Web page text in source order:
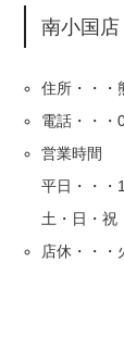
南小国店
住所・・・
電話・・・
営業時間
平日・・・
土・日・祝
店休・・・